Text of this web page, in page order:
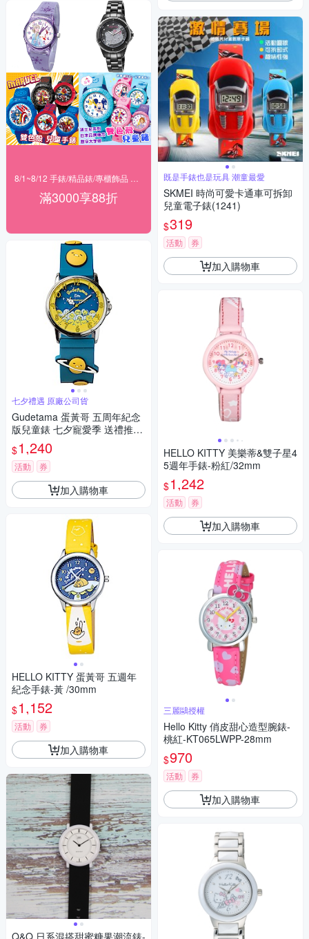
滿3000享88折
七夕禮遇 原廠公司貨
Gudetama 蛋黃哥 五周年紀念
版兒童錶 七夕寵愛季 送禮推
薦-32mm
$1,240
活動 券
加入購物車
HELLO KITTY 蛋黃哥 五週年
紀念手錶-黃 /30mm
$1,152
活動 券
加入購物車
既是手錶也是玩具 潮童最愛
SKMEI 時尚可愛卡通車可拆卸
兒童電子錶(1241)
$319
活動 券
加入購物車
HELLO KITTY 美樂蒂&雙子星4
5週年手錶-粉紅/32mm
$1,242
活動 券
加入購物車
三麗鷗授權
Hello Kitty 俏皮甜心造型腕錶-
桃紅-KT065LWPP-28mm
$970
活動 券
加入購物車